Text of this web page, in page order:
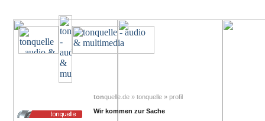
tonquelle.de » tonquelle » profil
Wir kommen zur Sache